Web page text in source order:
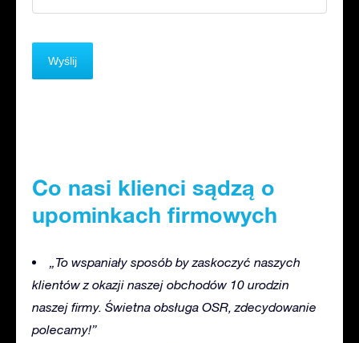
Co nasi klienci sądzą o
upominkach firmowych
„To wspaniały sposób by zaskoczyć naszych
klientów z okazji naszej obchodów 10 urodzin
naszej firmy. Świetna obsługa OSR, zdecydowanie
polecamy!”